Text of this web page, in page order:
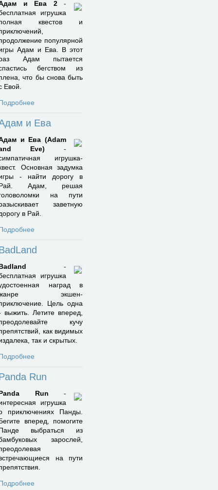
и Ева 2-
игрушка
квестов и
популярной
Адам и Ева. В этот
Адам пытается
бегством из
что бы снова быть
Евой.
и Ева
и Ева (Adam
Eve) -
игрушка-
Основная задумка
- найти дорогу в
Адам, решая
на пути
заветную
в Рай.
-
игрушка
наград в
экшен-
Цель одна
выжить. Летите вперед,
кучу
как видимых
так и скрытых.
Run
Run -
игрушка
приключениях Панды.
вперед, помогите
выбраться из
зарослей,
на пути